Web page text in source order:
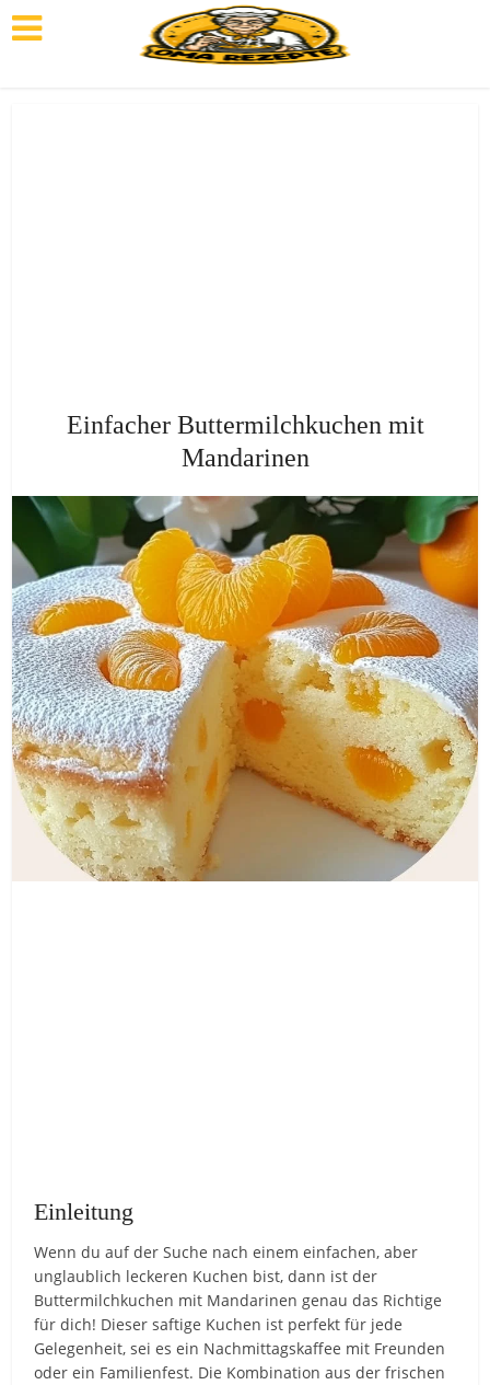
Einfacher Buttermilchkuchen mit
Mandarinen
Einleitung
Wenn du auf der Suche nach einem einfachen, aber
unglaublich leckeren Kuchen bist, dann ist der
Buttermilchkuchen mit Mandarinen genau das Richtige
für dich! Dieser saftige Kuchen ist perfekt für jede
Gelegenheit, sei es ein Nachmittagskaffee mit Freunden
oder ein Familienfest. Die Kombination aus der frischen